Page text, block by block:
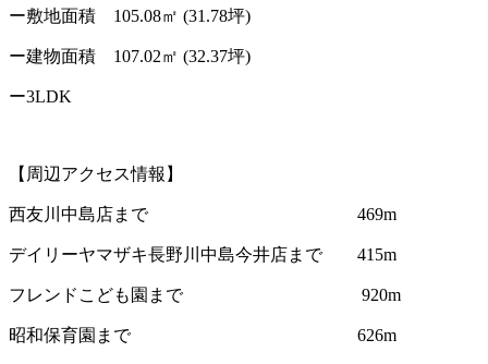
ー敷地面積 105.08㎡ (31.78坪)
ー建物面積 107.02㎡ (32.37坪)
ー3LDK
【周辺アクセス情報】
西友川中島店まで 469m
デイリーヤマザキ長野川中島今井店まで 415m
フレンドこども園まで 920m
昭和保育園まで 626m